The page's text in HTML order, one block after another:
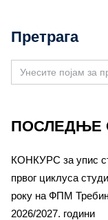
Претрага
Search
for:
ПОСЛЕДЊЕ
КОНКУРС за упис
првог циклуса
року на ФПМ
2026/2027. години